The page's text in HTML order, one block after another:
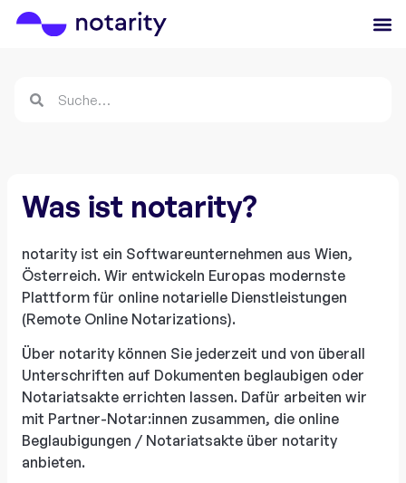
Was ist notarity?
notarity ist ein Softwareunternehmen aus Wien,
Österreich. Wir entwickeln Europas modernste
Plattform für online notarielle Dienstleistungen
(Remote Online Notarizations).
Über notarity können Sie jederzeit und von überall
Unterschriften auf Dokumenten beglaubigen oder
Notariatsakte errichten lassen. Dafür arbeiten wir
mit Partner-Notar:innen zusammen, die online
Beglaubigungen / Notariatsakte über notarity
anbieten.